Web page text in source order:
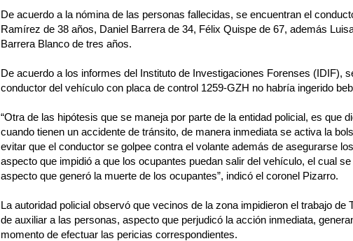
De acuerdo a la nómina de las personas fallecidas, se encuentran el
Ramírez de 38 años, Daniel Barrera de 34, Félix Quispe de 67, además
Barrera Blanco de tres años.
De acuerdo a los informes del Instituto de Investigaciones Forenses (IDIF),
conductor del vehículo con placa de control 1259-GZH no habría ingerido
“Otra de las hipótesis que se maneja por parte de la entidad policial, es que
cuando tienen un accidente de tránsito, de manera inmediata se activa la
evitar que el conductor se golpee contra el volante además de asegurarse
aspecto que impidió a que los ocupantes puedan salir del vehículo, el cual
aspecto que generó la muerte de los ocupantes”, indicó el coronel Pizarro.
La autoridad policial observó que vecinos de la zona impidieron el trabajo de
de auxiliar a las personas, aspecto que perjudicó la acción inmediata,
momento de efectuar las pericias correspondientes.